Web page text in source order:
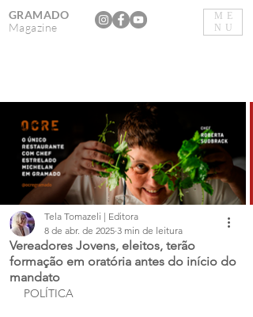
ME
NU
GRAMADO
Magazine
Vereadores Jovens, eleitos, terão
formação em oratória antes do início do
mandato
Tela Tomazeli | Editora
8 de abr. de 2025 3 min de leitura
POLÍTICA